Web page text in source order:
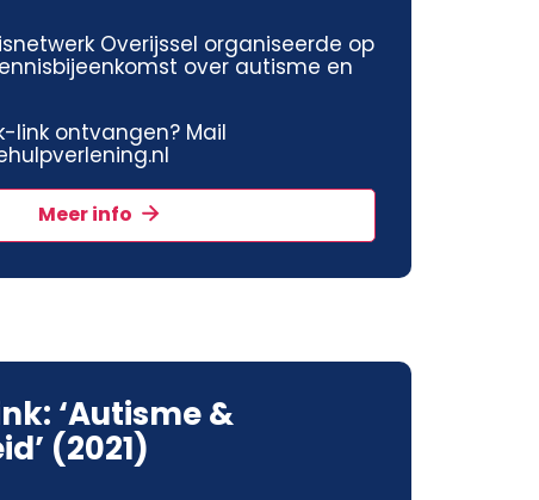
Overijssel organiseerde op
over autisme en
link ontvangen? Mail
Meer info
‘Autisme &
(2021)